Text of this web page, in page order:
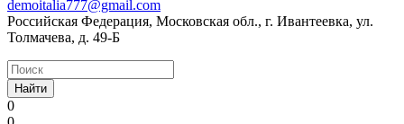
demoitalia777@gmail.com
Российская Федерация, Московская обл., г. Ивантеевка, ул.
Толмачева, д. 49-Б
Найти
0